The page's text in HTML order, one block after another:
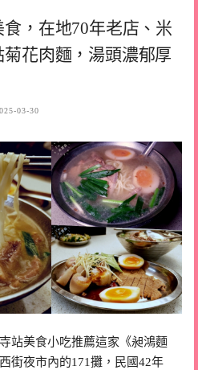
，在地70年老店、米
花肉麵，湯頭濃郁厚
03-30
站美食小吃推薦這家《昶鴻麵
街夜市內的171攤，民國42年